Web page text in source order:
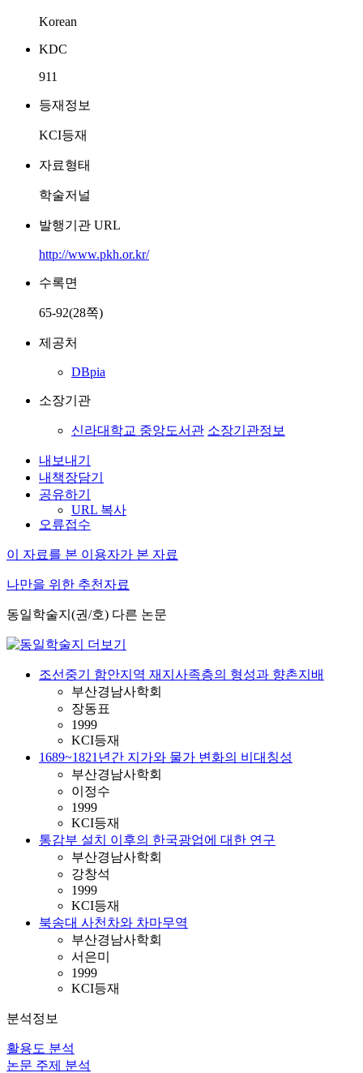
Korean
KDC
911
등재정보
KCI등재
자료형태
학술저널
발행기관 URL
http://www.pkh.or.kr/
수록면
65-92(28쪽)
제공처
DBpia
소장기관
신라대학교 중앙도서관 소장기관정보
내보내기
내책장담기
공유하기
URL 복사
오류접수
이 자료를 본 이용자가 본 자료
나만을 위한 추천자료
동일학술지(권/호) 다른 논문
조선중기 함안지역 재지사족층의 형성과 향촌지배
부산경남사학회
장동표
1999
KCI등재
1689~1821년간 지가와 물가 변화의 비대칭성
부산경남사학회
이정수
1999
KCI등재
통감부 설치 이후의 한국광업에 대한 연구
부산경남사학회
강창석
1999
KCI등재
북송대 사천차와 차마무역
부산경남사학회
서은미
1999
KCI등재
분석정보
활용도 분석
논문 주제 분석